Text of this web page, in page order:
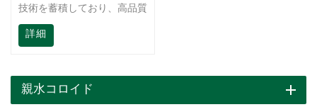
技術を蓄積しており、高品質
の製品を提供するだけでな
く、レシピから最終製品に至
ます。 Wear は常にお客様
詳細
親水コロイド